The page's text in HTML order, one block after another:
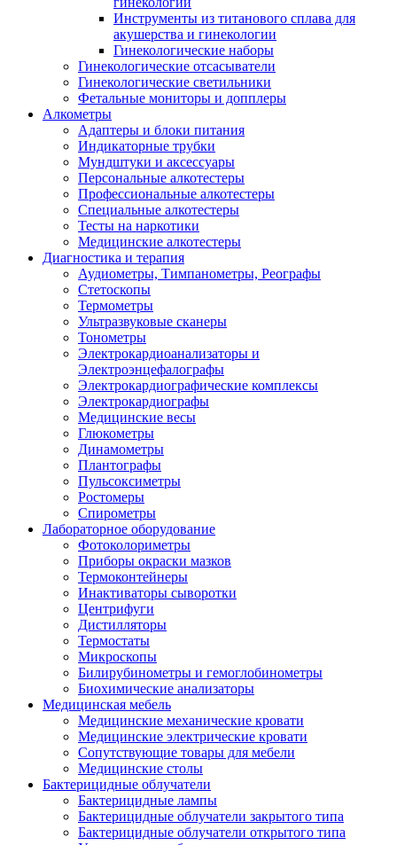
Инструменты из титанового сплава для
акушерства и гинекологии
Гинекологические наборы
Гинекологические отсасыватели
Гинекологические светильники
Фетальные мониторы и допплеры
Алкометры
Адаптеры и блоки питания
Индикаторные трубки
Мундштуки и аксессуары
Персональные алкотестеры
Профессиональные алкотестеры
Специальные алкотестеры
Тесты на наркотики
Медицинские алкотестеры
Диагностика и терапия
Аудиометры, Тимпанометры, Реографы
Стетоскопы
Термометры
Ультразвуковые сканеры
Тонометры
Электрокардиоанализаторы и
Электроэнцефалографы
Электрокардиографические комплексы
Электрокардиографы
Медицинские весы
Глюкометры
Динамометры
Плантографы
Пульсоксиметры
Ростомеры
Спирометры
Лабораторное оборудование
Фотоколориметры
Приборы окраски мазков
Термоконтейнеры
Инактиваторы сыворотки
Центрифуги
Дистилляторы
Термостаты
Микроскопы
Билирубинометры и гемоглобинометры
Биохимические анализаторы
Медицинская мебель
Медицинские механические кровати
Медицинские электрические кровати
Сопутствующие товары для мебели
Медицинские столы
Бактерицидные облучатели
Бактерицидные лампы
Бактерицидные облучатели закрытого типа
Бактерицидные облучатели открытого типа